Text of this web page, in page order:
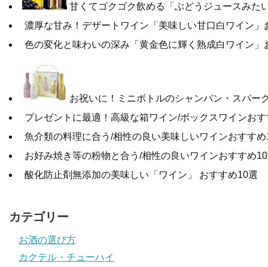
甘くてゴクゴク飲める「ぶどうジュースみた
濃厚な甘み！デザートワイン「美味しい甘口白ワイン」
色の変化と味わいの深み「黄金色に輝く熟成白ワイン」
お祝いに！ミニボトルのシャンパン・スパー
プレゼントに最適！高級な箱ワイン/ボックスワインお
魚介類の料理に合う/相性の良い美味しいワインおすす
お好み焼き等の粉物と合う/相性の良いワインおすすめ
酸化防止剤無添加の美味しい「ワイン」 おすすめ10選
カテゴリー
お酒の選び方
カクテル・チューハイ